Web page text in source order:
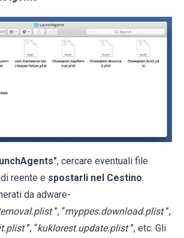
, cercare eventuali file
reente e spostarli nel Cestino.
da adware-
”, “myppes.download.plist ”,
”, “kuklorest.update.plist ”, etc. Gli